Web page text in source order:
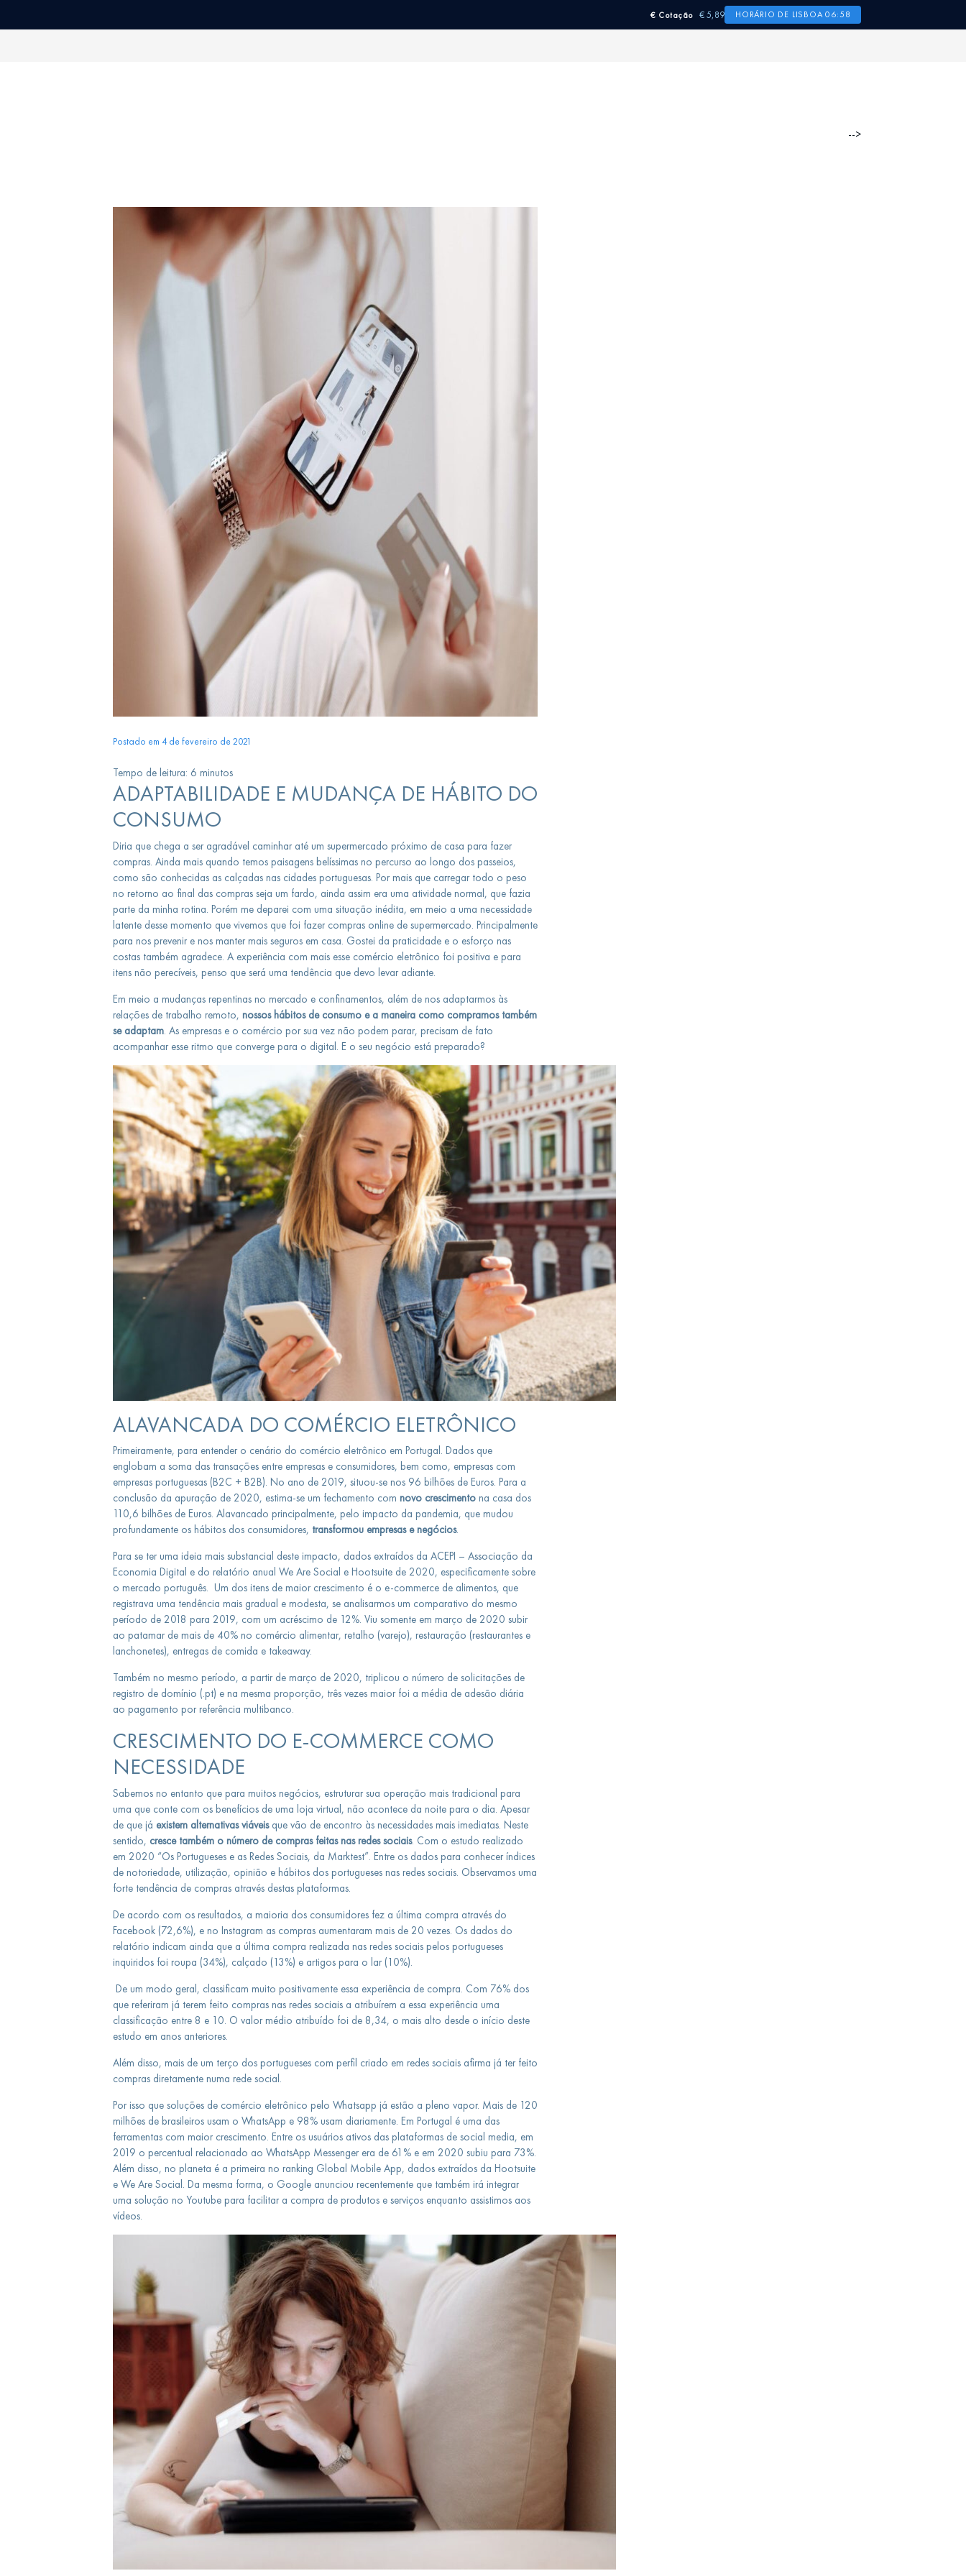
€ Cotação € 5,89 HORÁRIO DE LISBOA 06:58
Postado em 4 de fevereiro de 2021
Tempo de leitura: 6 minutos
ADAPTABILIDADE E MUDANÇA DE HÁBITO DO
CONSUMO
Diria que chega a ser agradável caminhar até um supermercado próximo de casa para fazer
compras. Ainda mais quando temos paisagens belíssimas no percurso ao longo dos passeios,
como são conhecidas as calçadas nas cidades portuguesas. Por mais que carregar todo o peso
no retorno ao final das compras seja um fardo, ainda assim era uma atividade normal, que fazia
parte da minha rotina. Porém me deparei com uma situação inédita, em meio a uma necessidade
latente desse momento que vivemos que foi fazer compras online de supermercado. Principalmente
para nos prevenir e nos manter mais seguros em casa. Gostei da praticidade e o esforço nas
costas também agradece. A experiência com mais esse comércio eletrônico foi positiva e para
itens não perecíveis, penso que será uma tendência que devo levar adiante.
Em meio a mudanças repentinas no mercado e confinamentos, além de nos adaptarmos às
relações de trabalho remoto, nossos hábitos de consumo e a maneira como compramos também
se adaptam. As empresas e o comércio por sua vez não podem parar, precisam de fato
acompanhar esse ritmo que converge para o digital. E o seu negócio está preparado?
ALAVANCADA DO COMÉRCIO ELETRÔNICO
Primeiramente, para entender o cenário do comércio eletrônico em Portugal. Dados que
englobam a soma das transações entre empresas e consumidores, bem como, empresas com
empresas portuguesas (B2C + B2B). No ano de 2019, situou-se nos 96 bilhões de Euros. Para a
conclusão da apuração de 2020, estima-se um fechamento com novo crescimentona casa dos
110,6 bilhões de Euros. Alavancado principalmente, pelo impacto da pandemia, que mudou
profundamente os hábitos dos consumidores, transformou empresas e negócios.
Para se ter uma ideia mais substancial deste impacto, dados extraídos da ACEPI – Associação da
Economia Digital e do relatório anual We Are Social e Hootsuite de 2020, especificamente sobre
o mercado português. Um dos itens de maior crescimento é o e-commerce de alimentos, que
registrava uma tendência mais gradual e modesta, se analisarmos um comparativo do mesmo
período de 2018 para 2019, com um acréscimo de 12%. Viu somente em março de 2020 subir
ao patamar de mais de 40% no comércio alimentar, retalho (varejo), restauração (restaurantes e
lanchonetes), entregas de comida e takeaway.
Também no mesmo período, a partir de março de 2020, triplicou o número de solicitações de
registro de domínio (.pt) e na mesma proporção, três vezes maior foi a média de adesão diária
ao pagamento por referência multibanco.
CRESCIMENTO DO E-COMMERCE COMO
NECESSIDADE
Sabemos no entanto que para muitos negócios, estruturar sua operação mais tradicional para
uma que conte com os benefícios de uma loja virtual, não acontece da noite para o dia. Apesar
de que já existem alternativas viáveisque vão de encontro às necessidades mais imediatas. Neste
sentido, cresce também o número de compras feitas nas redes sociais. Com o estudo realizado
em 2020 “Os Portugueses e as Redes Sociais, da Marktest”. Entre os dados para conhecer índices
de notoriedade, utilização, opinião e hábitos dos portugueses nas redes sociais. Observamos uma
forte tendência de compras através destas plataformas.
De acordo com os resultados, a maioria dos consumidores fez a última compra através do
Facebook (72,6%), e no Instagram as compras aumentaram mais de 20 vezes. Os dados do
relatório indicam ainda que a última compra realizada nas redes sociais pelos portugueses
inquiridos foi roupa (34%), calçado (13%) e artigos para o lar (10%).
De um modo geral, classificam muito positivamente essa experiência de compra. Com 76% dos
que referiram já terem feito compras nas redes sociais a atribuírem a essa experiência uma
classificação entre 8 e 10. O valor médio atribuído foi de 8,34, o mais alto desde o início deste
estudo em anos anteriores.
Além disso, mais de um terço dos portugueses com perfil criado em redes sociais afirma já ter feito
compras diretamente numa rede social.
Por isso que soluções de comércio eletrônico pelo Whatsapp já estão a pleno vapor. Mais de 120
milhões de brasileiros usam o WhatsApp e 98% usam diariamente. Em Portugal é uma das
ferramentas com maior crescimento. Entre os usuários ativos das plataformas de social media, em
2019 o percentual relacionado ao WhatsApp Messenger era de 61% e em 2020 subiu para 73%.
Além disso, no planeta é a primeira no ranking Global Mobile App, dados extraídos da Hootsuite
e We Are Social. Da mesma forma, o Google anunciou recentemente que também irá integrar
uma solução no Youtube para facilitar a compra de produtos e serviços enquanto assistimos aos
vídeos.
-->